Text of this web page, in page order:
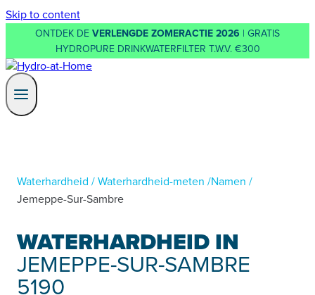
Skip to content
ONTDEK DE VERLENGDE ZOMERACTIE 2026 | GRATIS
HYDROPURE DRINKWATERFILTER T.W.V. €300
Waterhardheid /Waterhardheid-meten /Namen /
Jemeppe-Sur-Sambre
WATERHARDHEID IN
JEMEPPE-SUR-SAMBRE
5190